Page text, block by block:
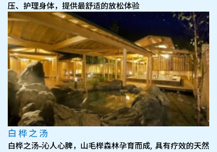
压、护理身体，提供最舒适的放松体验
白桦之汤
白桦之汤--沁人心脾，山毛榉森林孕育而成, 具有疗效的天然